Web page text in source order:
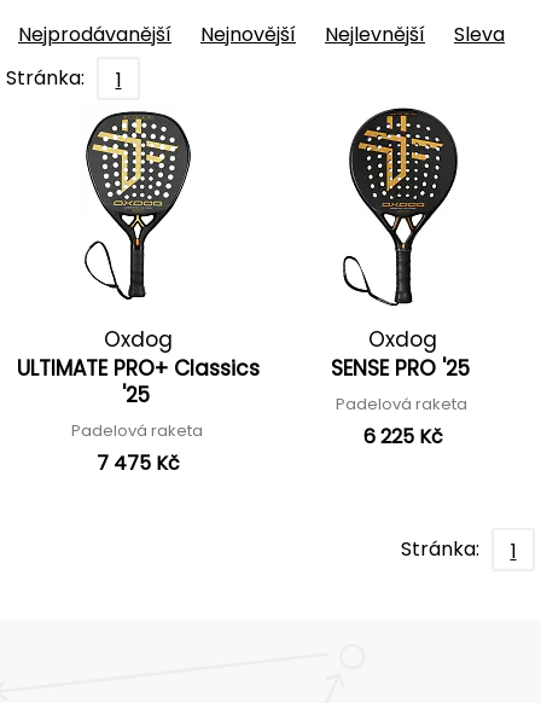
Nejprodávanější Nejnovější Nejlevnější
Sleva
Stránka:
1
Oxdog
ULTIMATE PRO+ Classics
'25
Padelová raketa
7 475 Kč
Oxdog
SENSE PRO '25
Padelová raketa
6 225 Kč
Stránka: 1